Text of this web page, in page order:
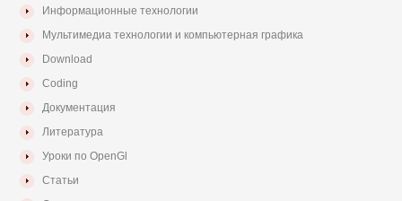
Информационные технологии
Мультимедиа технологии и компьютерная графика
Download
Coding
Документация
Литература
Уроки по OpenGl
Статьи